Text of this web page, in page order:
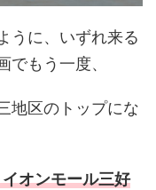
うに、いずれ来る
でもう一度、
地区のトップにな
オンモール三好